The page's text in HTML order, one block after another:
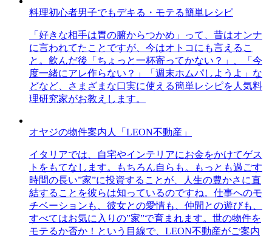
料理初心者男子でもデキる・モテる簡単レシピ
「好きな相手は胃の腑からつかめ」って、昔はオンナ
に言われてたことですが、今はオトコにも言えるこ
と。飲んだ後「ちょっと一杯寄ってかない？」、「今
度一緒にアレ作らない？」「週末ホムパしようよ」な
どなど、さまざまな口実に使える簡単レシピを人気料
理研究家がお教えします。
オヤジの物件案内人「LEON不動産」
イタリアでは、自宅やインテリアにお金をかけてゲス
トをもてなします。もちろん自らも。もっとも過ごす
時間の長い”家”に投資することが、人生の豊かさに直
結することを彼らは知っているのですね。仕事へのモ
チベーションも、彼女との愛情も、仲間との遊びも、
すべてはお気に入りの”家”で育まれます。世の物件を
モテるか否か！という目線で、LEON不動産がご案内